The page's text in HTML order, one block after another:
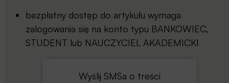
bezpłatny dostęp do artykułu wymaga
zalogowania się na konto typu BANKOWIEC,
STUDENT lub NAUCZYCIEL AKADEMICKI
Wyślij SMSa o treści